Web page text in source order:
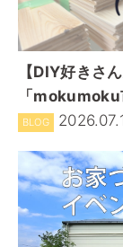
【DIY好きさ
「mokumoku
BLOG